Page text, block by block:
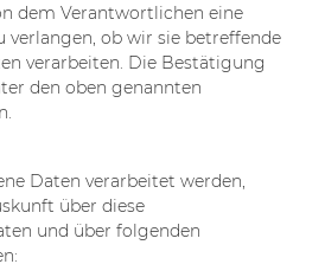
dem Verantwortlichen eine
verlangen, ob wir sie betreffende
verarbeiten. Die Bestätigung
den oben genannten
Daten verarbeitet werden,
über diese
und über folgenden